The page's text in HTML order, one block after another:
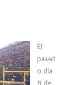
El
pasad
o día
8 de